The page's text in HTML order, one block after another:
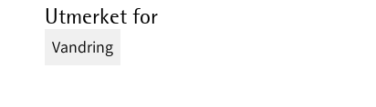
Utmerket for
Vandring